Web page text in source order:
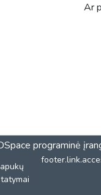
Ar
programinė